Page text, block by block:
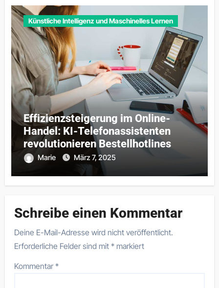
Künstliche Intelligenz und Maschinelles Lernen
Effizienzsteigerung im Online-
Handel: KI-Telefonassistenten
revolutionieren Bestellhotlines
Marie März 7, 2025
Schreibe einen Kommentar
Deine E-Mail-Adresse wird nicht veröffentlicht.
Erforderliche Felder sind mit* markiert
Kommentar*